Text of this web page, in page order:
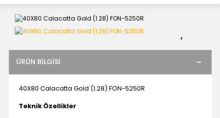
ÜRÜN BILGISI
40X80 Calacatta Gold (1.28) FON-5250R
Teknik Özellikler